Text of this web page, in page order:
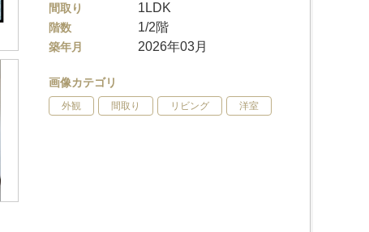
間取り 1LDK
階数 1/2階
築年月 2026年03月
画像カテゴリ
外観 間取り リビング 洋室